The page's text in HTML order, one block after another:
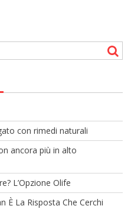
con rimedi naturali
ancora più in alto
L’Opzione Olife
È La Risposta Che Cerchi